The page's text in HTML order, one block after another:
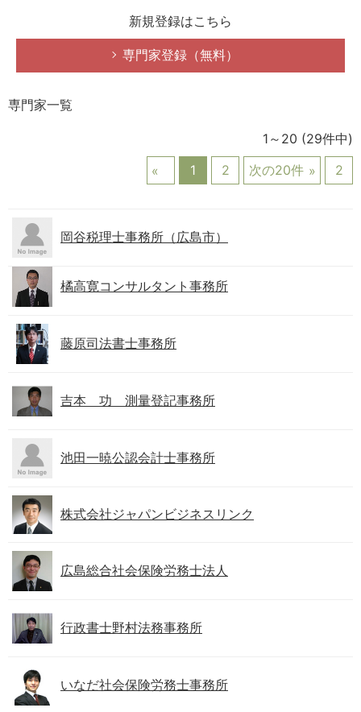
新規登録はこちら
専門家登録（無料）
専門家一覧
1～20 (29件中)
1
2 次の20件 2
岡谷税理士事務所（広島市）
橘高寛コンサルタント事務所
藤原司法書士事務所
吉本 功 測量登記事務所
池田一暁公認会計士事務所
株式会社ジャパンビジネスリンク
広島総合社会保険労務士法人
行政書士野村法務事務所
いなだ社会保険労務士事務所